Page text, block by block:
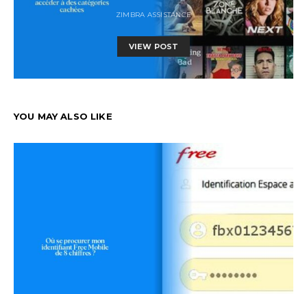
ZIMBRA ASSISTANCE
VIEW POST
YOU MAY ALSO LIKE